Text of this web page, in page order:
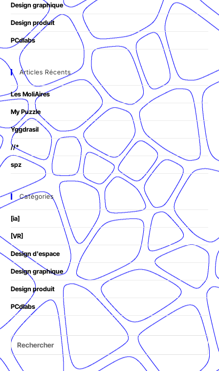
Design graphique
Design produit
PCdlabs
Articles Récents
Les MoliAires
My Puzzle
Yggdrasil
//*
spz
Catégories
[ia]
[VR]
Design d'espace
Design graphique
Design produit
PCdlabs